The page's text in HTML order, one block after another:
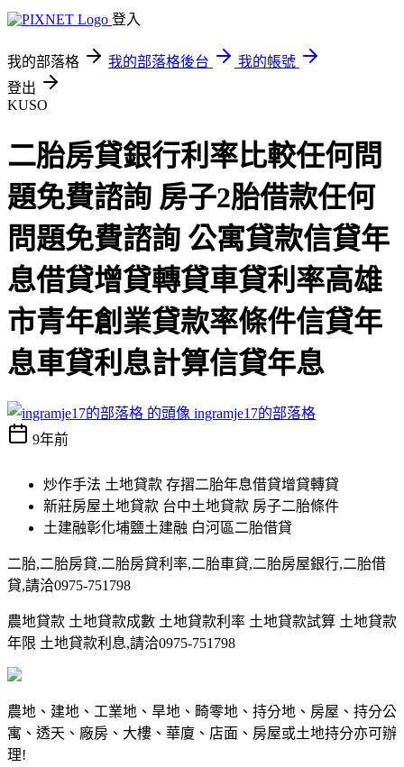
登入
我的部落格 我的部落格後台
我的帳號
登出
KUSO
二胎房貸銀行利率比較任何問
題免費諮詢 房子2胎借款任何
問題免費諮詢 公寓貸款信貸年
息借貸增貸轉貸車貸利率高雄
市青年創業貸款率條件信貸年
息車貸利息計算信貸年息
ingramje17的部落格
9年前
炒作手法 土地貸款 存摺二胎年息借貸增貸轉貸
新莊房屋土地貸款 台中土地貸款 房子二胎條件
土建融彰化埔鹽土建融 白河區二胎借貸
二胎,二胎房貸,二胎房貸利率,二胎車貸,二胎房屋銀行,二胎借
貸,請洽0975-751798
農地貸款 土地貸款成數 土地貸款利率 土地貸款試算 土地貸款
年限 土地貸款利息,請洽0975-751798
農地、建地、工業地、旱地、畸零地、持分地、房屋、持分公
寓、透天、廠房、大樓、華廈、店面、房屋或土地持分亦可辦
理!